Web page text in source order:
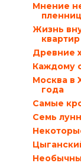
Мнение
Жизнь
квартир
Древние
Каждому
Москва в
года
Самые
Семь